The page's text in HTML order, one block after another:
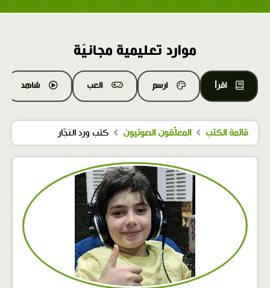
موارد تعليمية مجانيّة
اقرأ ارسم العب شاهد
قائمة الكتب المعلّقون الصوتيون كتب ورد النجّار